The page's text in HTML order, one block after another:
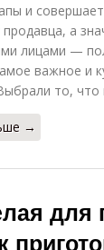
и
продавца, а
лицами —
важное и
то, что
→
для